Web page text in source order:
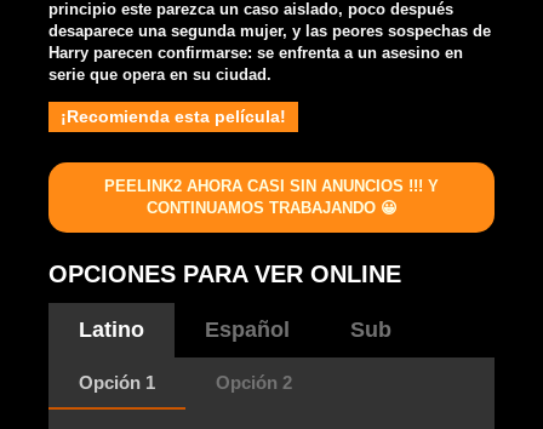
principio este parezca un caso aislado, poco después
desaparece una segunda mujer, y las peores sospechas de
Harry parecen confirmarse: se enfrenta a un asesino en
serie que opera en su ciudad.
¡Recomienda esta película!
PEELINK2 AHORA CASI SIN ANUNCIOS !!! Y
CONTINUAMOS TRABAJANDO 😀
OPCIONES PARA VER ONLINE
Latino Español Sub
Opción 1 Opción 2